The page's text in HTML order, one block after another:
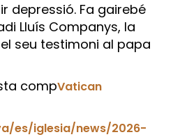
depressió. Fa gairebé
Lluís Companys, la
seu testimoni al papa
compVatican
es/iglesia/news/2026-